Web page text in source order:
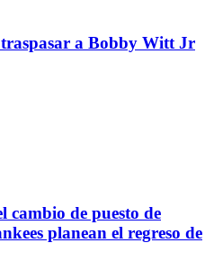
traspasar a Bobby Witt Jr
cambio de puesto de
planean el regreso de